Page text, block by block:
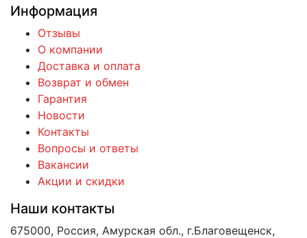
Информация
Отзывы
О компании
Доставка и оплата
Возврат и обмен
Гарантия
Новости
Контакты
Вопросы и ответы
Вакансии
Акции и скидки
Наши контакты
675000, Россия, Амурская обл., г.Благовещенск,